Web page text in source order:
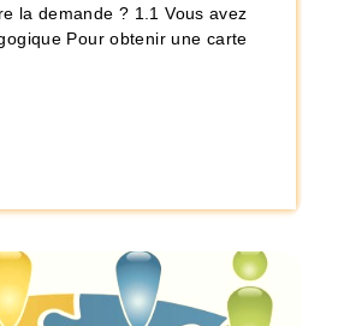
la demande ? 1.1 Vous avez
Pour obtenir une carte